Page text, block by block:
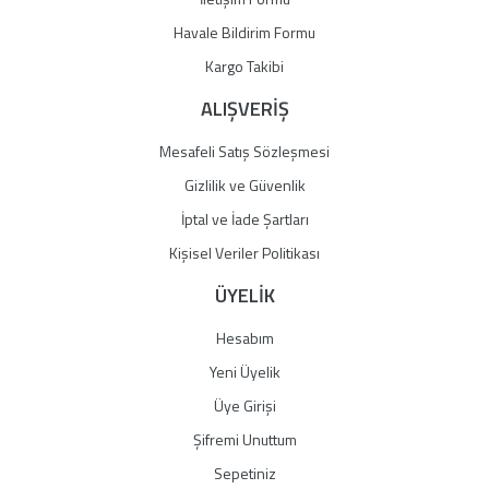
Gönder
Havale Bildirim Formu
Kargo Takibi
ALIŞVERİŞ
Mesafeli Satış Sözleşmesi
Gizlilik ve Güvenlik
İptal ve İade Şartları
Kişisel Veriler Politikası
ÜYELİK
Hesabım
Yeni Üyelik
Üye Girişi
Şifremi Unuttum
Sepetiniz